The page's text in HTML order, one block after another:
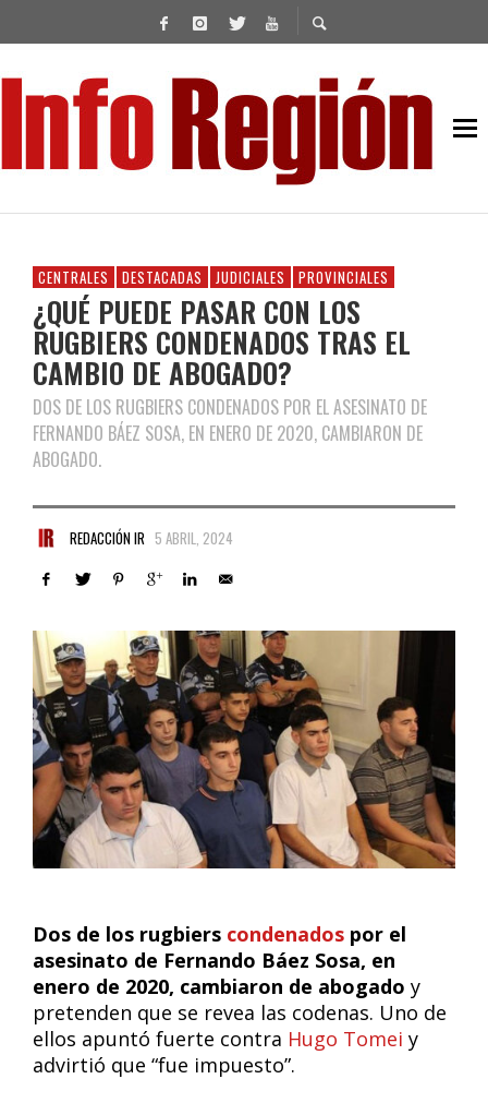
CENTRALES DESTACADAS JUDICIALES PROVINCIALES
¿QUÉ PUEDE PASAR CON LOS
RUGBIERS CONDENADOS TRAS EL
CAMBIO DE ABOGADO?
DOS DE LOS RUGBIERS CONDENADOS POR EL ASESINATO DE
FERNANDO BÁEZ SOSA, EN ENERO DE 2020, CAMBIARON DE
ABOGADO.
REDACCIÓN IR 5 ABRIL, 2024
Dos de los rugbiers condenados por el
asesinato de Fernando Báez Sosa, en
enero de 2020, cambiaron de abogado y
pretenden que se revea las codenas. Uno de
ellos apuntó fuerte contra Hugo Tomei y
advirtió que “fue impuesto”.